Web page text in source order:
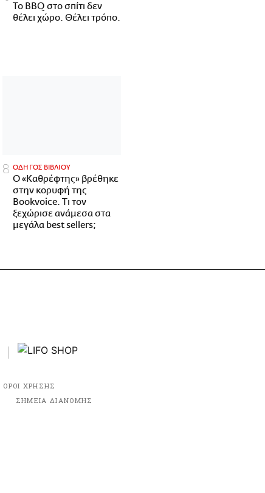
Το BBQ στο σπίτι δεν
θέλει χώρο. Θέλει τρόπο.
ΟΔΗΓΟΣ ΒΙΒΛΙΟΥ
Ο «Καθρέφτης» βρέθηκε
στην κορυφή της
Bookvoice. Τι τον
ξεχώρισε ανάμεσα στα
μεγάλα best sellers;
ΟΡΟΙ ΧΡΗΣΗΣ
ΣΗΜΕΙΑ ΔΙΑΝΟΜΗΣ